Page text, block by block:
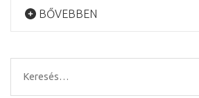
BŐVEBBEN
Keresés: